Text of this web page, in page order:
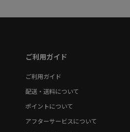
ご利用ガイド
ご利用ガイド
配送・送料について
ポイントについて
アフターサービスについて